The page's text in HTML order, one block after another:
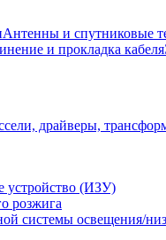
Антенны и спутниковые
и прокладка кабеля
драйверы,
устройство (ИЗУ)
розжига
системы освещения/